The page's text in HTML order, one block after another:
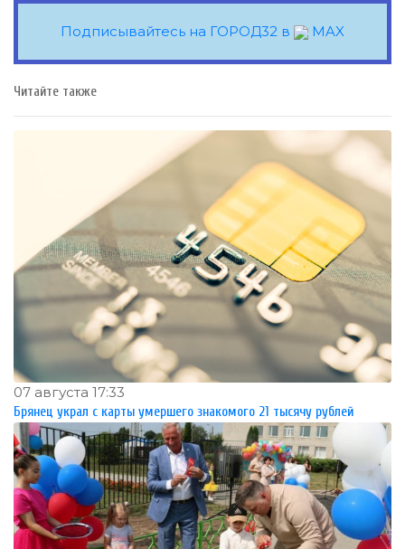
Подписывайтесь на ГОРОД32 в MAX
Читайте также
07 августа 17:33
Брянец украл с карты умершего знакомого 21 тысячу рублей